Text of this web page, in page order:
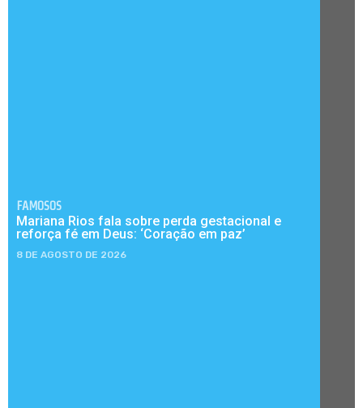
FAMOSOS
Mariana Rios fala sobre perda gestacional e
reforça fé em Deus: ‘Coração em paz’
8 DE AGOSTO DE 2026